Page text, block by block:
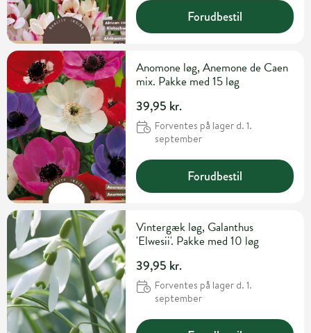
Forudbestil
Anomone løg, Anemone de Caen
mix. Pakke med 15 løg
39,95 kr.
Forventes på lager d. 1.
september
Forudbestil
Vintergæk løg, Galanthus
'Elwesii'. Pakke med 10 løg
39,95 kr.
Forventes på lager d. 1.
september